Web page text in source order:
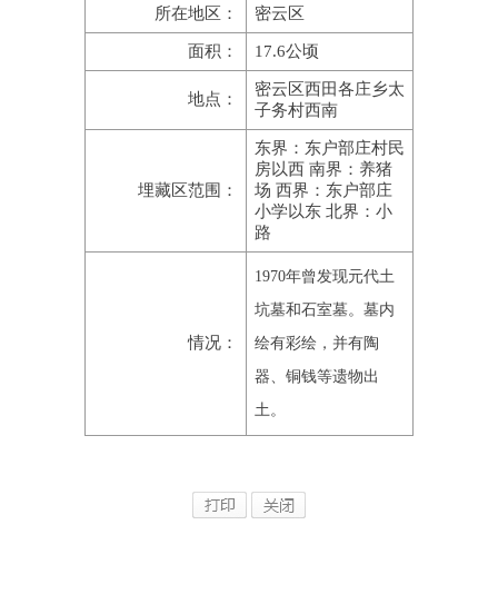
所在地区： 密云区
面积： 17.6公顷
地点：
密云区西田各庄乡太
子务村西南
埋藏区范围：
东界：东户部庄村民
房以西 南界：养猪
场 西界：东户部庄
小学以东 北界：小
路
情况：
1970年曾发现元代土
坑墓和石室墓。墓内
绘有彩绘，并有陶
器、铜钱等遗物出
土。